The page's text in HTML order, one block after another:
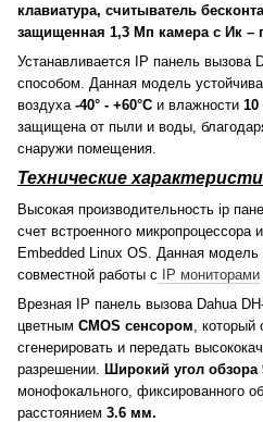
клавиатура, считыватель
защищенная 1,3 Мп камера с Ик –
Устанавливается IP панель вызова
способом. Данная модель
воздуха -40° - +60°С и влажности 10
защищена от пыли и воды,
снаружи помещения.
Технические
Высокая производительность ip
счет встроенного микропроцессора
Embedded Linux OS. Данная модель
совместной работы с IP мониторами
Врезная IP панель вызова Dahua
цветным CMOS сенсором ,
сгенерировать и передать
разрешении. Широкий угол обзора
монофокального, фиксированного
расстоянием 3.6 мм.